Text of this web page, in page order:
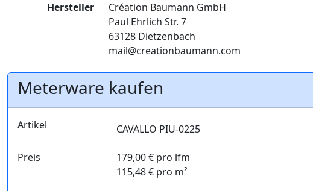
Hersteller
Création Baumann GmbH
Paul Ehrlich Str. 7
63128 Dietzenbach
mail@creationbaumann.com
Meterware kaufen
Artikel CAVALLO PIU-0225
Preis
179,00 € pro lfm
115,48 € pro m²